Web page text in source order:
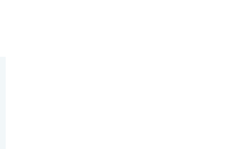
treft steden. . . vrijdag 7 augustus 2026